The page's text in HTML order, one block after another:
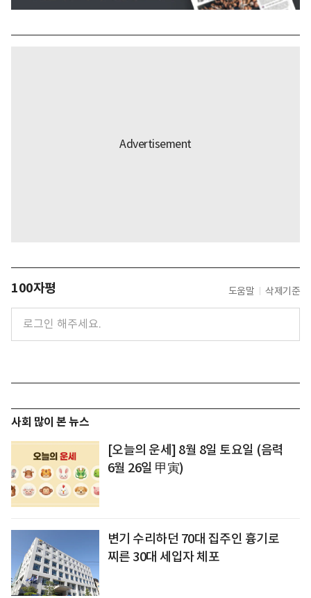
100자평 도움말 삭제기준
사회 많이 본 뉴스
[오늘의 운세] 8월 8일 토요일 (음력
6월 26일 甲寅)
변기 수리하던 70대 집주인 흉기로
찌른 30대 세입자 체포